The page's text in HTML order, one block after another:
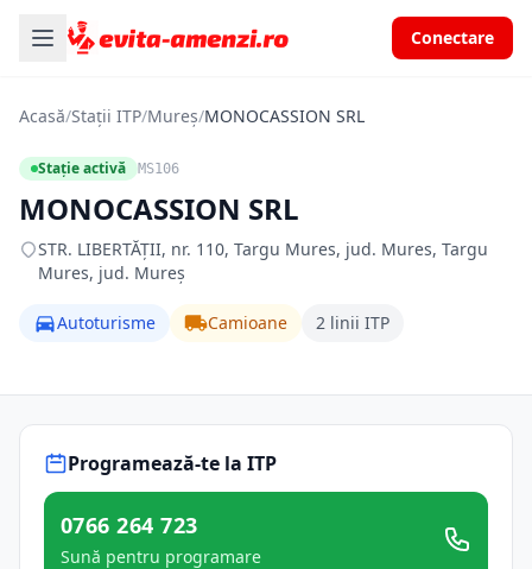
Conectare
Acasă/Stații ITP/Mureș/MONOCASSION SRL
Stație activă MS106
MONOCASSION SRL
STR. LIBERTĂŢII, nr. 110, Targu Mures, jud. Mures, Targu
Mures, jud. Mureș
Autoturisme Camioane 2 linii ITP
Programează-te la ITP
0766 264 723
Sună pentru programare